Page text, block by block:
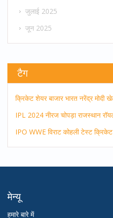
जुलाई 2025
जून 2025
टैग
क्रिकेट शेयर बाजार भारत नरेंद्र मोदी
IPL 2024 नीरज चोपड़ा राजस्थान
IPO WWE विराट कोहली टेस्ट क्रिकेट
मेन्यू
हमारे बारे में